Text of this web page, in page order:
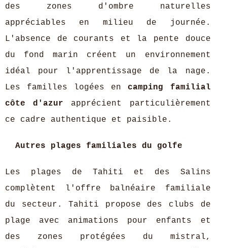
des zones d'ombre naturelles
appréciables en milieu de journée.
L'absence de courants et la pente douce
du fond marin créent un environnement
idéal pour l'apprentissage de la nage.
Les familles logées encamping familial
côte d'azur apprécient particulièrement
ce cadre authentique et paisible.
Autres plages familiales du golfe
Les plages de Tahiti et des Salins
complètent l'offre balnéaire familiale
du secteur. Tahiti propose des clubs de
plage avec animations pour enfants et
des zones protégées du mistral,